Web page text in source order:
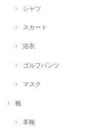
シャツ
スカート
浴衣
ゴルフパンツ
マスク
靴
革靴